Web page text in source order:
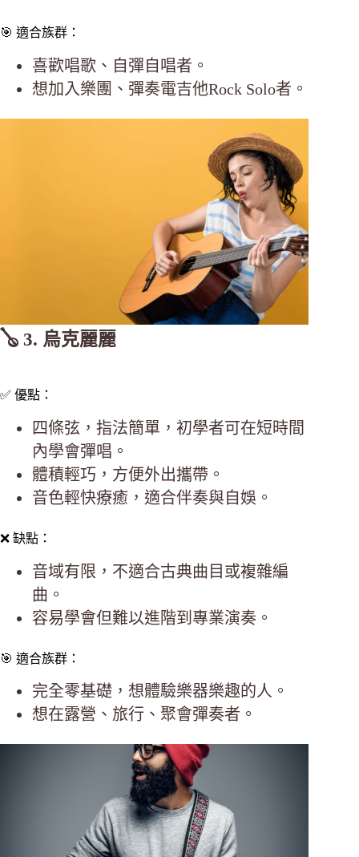
🎯 適合族群：
喜歡唱歌、自彈自唱者。
想加入樂團、彈奏電吉他Rock Solo者。
🪕 3. 烏克麗麗
✅ 優點：
四條弦，指法簡單，初學者可在短時間
內學會彈唱。
體積輕巧，方便外出攜帶。
音色輕快療癒，適合伴奏與自娛。
❌ 缺點：
音域有限，不適合古典曲目或複雜編
曲。
容易學會但難以進階到專業演奏。
🎯 適合族群：
完全零基礎，想體驗樂器樂趣的人。
想在露營、旅行、聚會彈奏者。